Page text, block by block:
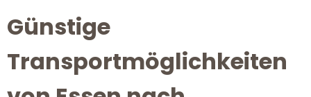
Günstige
Transportmöglichkeiten